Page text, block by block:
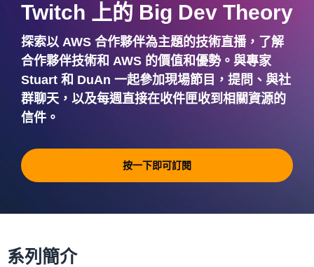
Twitch 上的 Big Dev Theory
探索以 AWS 合作夥伴為主題的技術直播，了解
合作夥伴技術和 AWS 的價值和優勢。與專家
Stuart 和 DuAn 一起參加現場節目，提問、與社
群聊天，以及每週直接在收件匣收到相關資源的
信件。
按一下即可訂閱
系列簡介